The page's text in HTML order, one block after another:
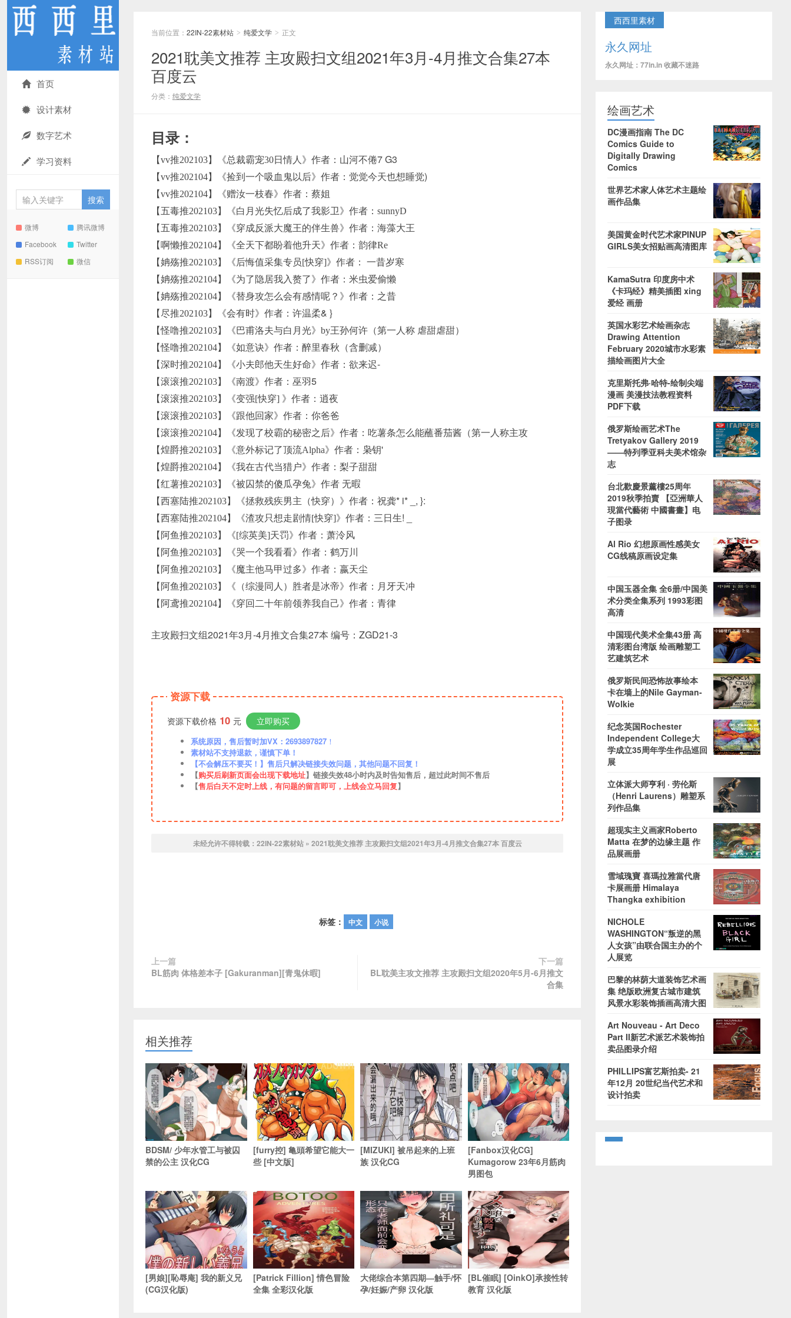
首页
设计素材
数字艺术
学习资料
微博
腾讯微博
Facebook
Twitter
RSS订阅
微信
当前位置： 22IN-22素材站 > 纯爱文学 > 正文
2021耽美文推荐 主攻殿扫文组2021年3月-4月推文合集27本
百度云
分类： 纯爱文学
目录：
【vv推202103】《总裁霸宠30日情人》作者：山河不倦7 G3
【vv推202104】《捡到一个吸血鬼以后》作者：觉觉今天也想睡觉)
【vv推202104】《赠汝一枝春》作者：蔡姐
【五毒推202103】《白月光失忆后成了我影卫》作者：sunnyD
【五毒推202103】《穿成反派大魔王的伴生兽》作者：海藻大王
【啊懒推202104】《全天下都盼着他升天》作者：韵律Re
【姌殇推202103】《后悔值采集专员[快穿]》作者： 一昔岁寒
【姌殇推202104】《为了隐居我入赘了》作者：米虫爱偷懒
【姌殇推202104】《替身攻怎么会有感情呢？》作者：之昔
【尽推202103】《会有时》作者：许温柔& }
【怪噜推202103】《巴甫洛夫与白月光》by王孙何许（第一人称 虐甜虐甜）
【怪噜推202104】《如意诀》作者：醉里春秋（含删减）
【深时推202104】《小夫郎他天生好命》作者：欲来迟-
【滚滚推202103】《南渡》作者：巫羽5
【滚滚推202103】《变强[快穿] 》作者：逍夜
【滚滚推202103】《跟他回家》作者：你爸爸
【滚滚推202104】《发现了校霸的秘密之后》作者：吃薯条怎么能蘸番茄酱（第一人称主攻
【煌爵推202103】《意外标记了顶流Alpha》作者：枭钥'
【煌爵推202104】《我在古代当猎户》作者：梨子甜甜
【红薯推202103】《被囚禁的傻瓜孕兔》作者 无暇
【西塞陆推202103】《拯救残疾男主（快穿）》作者：祝龚* i* _, }:
【西塞陆推202104】《渣攻只想走剧情[快穿]》作者：三日生! _
【阿鱼推202103】《[综英美]天罚》作者：萧泠风
【阿鱼推202103】《哭一个我看看》作者：鹤万川
【阿鱼推202103】《魔主他马甲过多》作者：嬴天尘
【阿鱼推202103】《（综漫同人）胜者是冰帝》作者：月牙天冲
【阿鸢推202104】《穿回二十年前领养我自己》作者：青律
主攻殿扫文组2021年3月-4月推文合集27本 编号：ZGD21-3
资源下载
资源下载价格 10 元 立即购买
系统原因，售后暂时加VX：2693897827 ！
素材站不支持退款，谨慎下单！
【不会解压不要买！】售后只解决链接失效问题，其他问题不回复！
【购买后刷新页面会出现下载地址】链接失效48小时内及时告知售后，超过此时间不售后
【售后白天不定时上线，有问题的留言即可，上线会立马回复】
未经允许不得转载： 22IN-22素材站» 2021耽美文推荐 主攻殿扫文组2021年3月-4月推文合集27本 百度云
标签： 中文 小说
上一篇
BL筋肉 体格差本子 [Gakuranman][青鬼休暇]
下一篇
BL耽美主攻文推荐 主攻殿扫文组2020年5月-6月推文
合集
相关推荐
BDSM/ 少年水管工与被囚
禁的公主 汉化CG
[furry控] 亀頭希望它能大一
些 [中文版]
[MIZUKI] 被吊起来的上班
族 汉化CG
[Fanbox汉化CG]
Kumagorow 23年6月筋肉
男图包
[男娘][恥辱庵] 我的新义兄
(CG汉化版)
[Patrick Fillion] 情色冒险
全集 全彩汉化版
大佬综合本第四期―触手/怀
孕/妊娠/产卵 汉化版
[BL催眠] [OinkO]承接性转
教育 汉化版
西西里素材
永久网址
永久网址：77in.in 收藏不迷路
绘画艺术
DC漫画指南 The DC
Comics Guide to
Digitally Drawing
Comics
世界艺术家人体艺术主题绘
画作品集
美国黄金时代艺术家PINUP
GIRLS美女招贴画高清图库
KamaSutra 印度房中术
《卡玛经》精美插图 xing
爱经 画册
英国水彩艺术绘画杂志
Drawing Attention
February 2020城市水彩素
描绘画图片大全
克里斯托弗·哈特-绘制尖端
漫画 美漫技法教程资料
PDF下载
俄罗斯绘画艺术The
Tretyakov Gallery 2019
——特列季亚科夫美术馆杂
志
台北歡慶景薰樓25周年
2019秋季拍賣 【亞洲華人
現當代藝術 中國書畫】电
子图录
Al Rio 幻想原画性感美女
CG线稿原画设定集
中国玉器全集 全6册/中国美
术分类全集系列 1993彩图
高清
中国现代美术全集43册 高
清彩图台湾版 绘画雕塑工
艺建筑艺术
俄罗斯民间恐怖故事绘本
卡在墙上的Nile Gayman-
Wolkie
纪念英国Rochester
Independent College大
学成立35周年学生作品巡回
展
立体派大师亨利 · 劳伦斯
（Henri Laurens）雕塑系
列作品集
超现实主义画家Roberto
Matta 在梦的边缘主题 作
品展画册
雪域瑰寶 喜瑪拉雅當代唐
卡展画册 Himalaya
Thangka exhibition
NICHOLE
WASHINGTON“叛逆的黑
人女孩”由联合国主办的个
人展览
巴黎的林荫大道装饰艺术画
集 绝版欧洲复古城市建筑
风景水彩装饰插画高清大图
Art Nouveau - Art Deco
Part II新艺术派艺术装饰拍
卖品图录介绍
PHILLIPS富艺斯拍卖- 21
年12月 20世纪当代艺术和
设计拍卖